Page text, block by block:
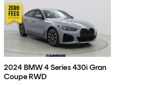
2024 BMW 4 Series 430i Gran
Coupe RWD